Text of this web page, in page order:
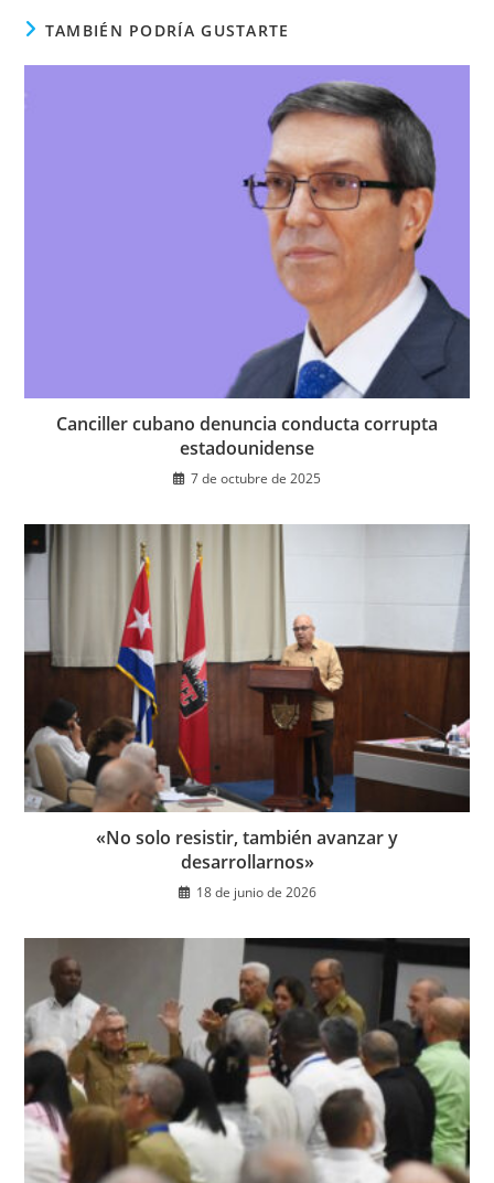
TAMBIÉN PODRÍA GUSTARTE
Canciller cubano denuncia conducta corrupta
estadounidense
7 de octubre de 2025
«No solo resistir, también avanzar y
desarrollarnos»
18 de junio de 2026